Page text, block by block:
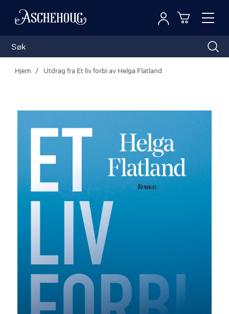
Toggle
Logg inn
Hjem Utdrag fra Et liv forbi av Helga Flatland